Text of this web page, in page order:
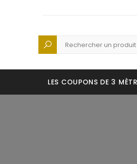
Recherche
LES COUPONS DE 3